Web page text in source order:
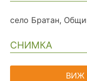
село Братан,
СНИМКА
ВИЖ